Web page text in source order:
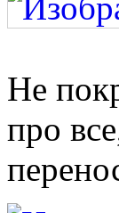
Не
про